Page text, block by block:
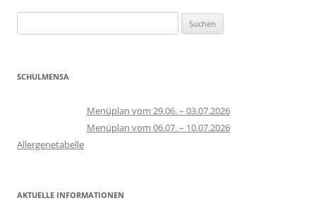
nach:
SCHULMENSA
Menüplan vom 29.06. – 03.07.2026
Menüplan vom 06.07. – 10.07.2026
Allergenetabelle
AKTUELLE INFORMATIONEN